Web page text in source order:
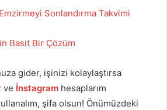
Sonlandırma Takvimi
Basit Bir Çözüm
gider, işinizi kolaylaştırsa
ve İnstagram hesaplarım
şifa olsun! Önümüzdeki